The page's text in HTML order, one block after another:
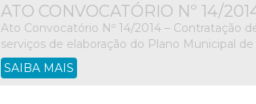
ATO CONVOCATÓRIO Nº 14/
Ato Convocatório Nº 14/2014 – Contratação
serviços de elaboração do Plano Municipal
SAIBA MAIS